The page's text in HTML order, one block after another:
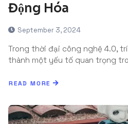
Động Hóa
September 3, 2024
Trong thời đại công nghệ 4.0,
thành một yếu tố quan trọng
READ MORE